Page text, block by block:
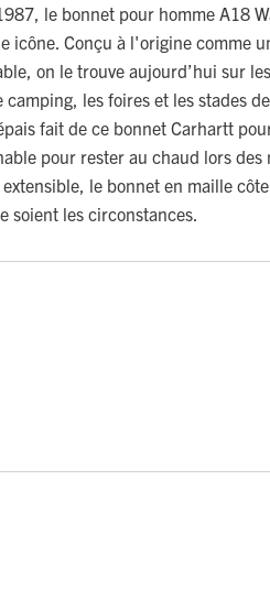
le bonnet pour homme A18
icône. Conçu à l'origine comme
on le trouve aujourd’hui sur
camping, les foires et les stades
fait de ce bonnet Carhartt
pour rester au chaud lors des
le bonnet en maille
soient les circonstances.